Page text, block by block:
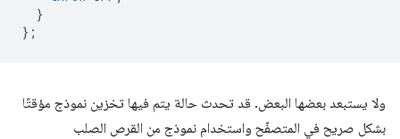
}
};
ولا يستبعد بعضها البعض. قد تحدث حالة يتم فيها تخزين نموذج مؤقتًا
بشكل صريح في المتصفّح واستخدام نموذج من القرص الصلب